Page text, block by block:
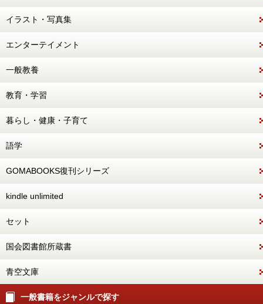
イラスト・写真集
エンターテイメント
一般教養
教育・学習
暮らし・健康・子育て
語学
GOMABOOKS復刊シリーズ
kindle unlimited
セット
国会図書館所蔵書
青空文庫
一般書籍をジャンルで探す